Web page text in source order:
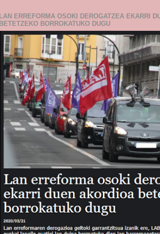
LAN ERREFORMA OSOKI DEROGATZEA EKARRI
BETETZEKO BORROKATUKO DUGU